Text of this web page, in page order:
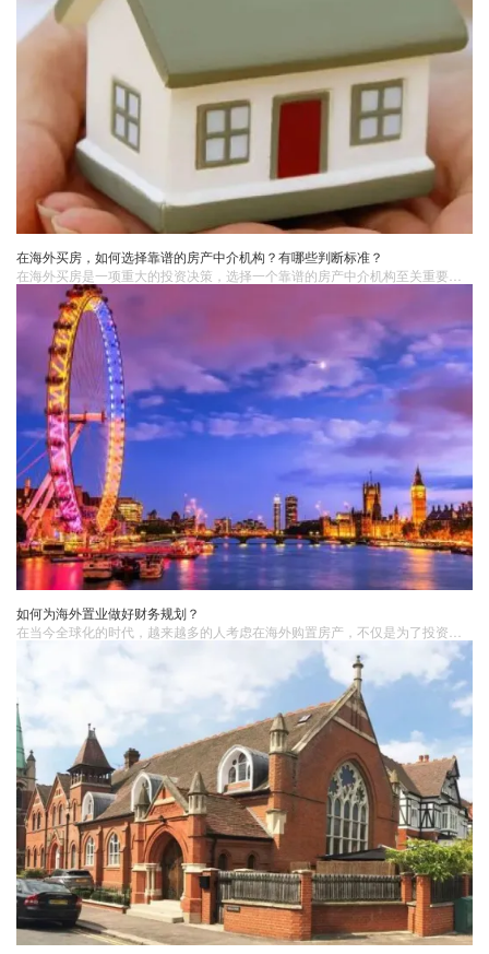
在海外买房，如何选择靠谱的房产中介机构？有哪些判断标准？
如何为海外置业做好财务规划？